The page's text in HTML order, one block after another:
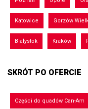
Katowice Gorzów
Białystok Kraków
SKRÓT PO OFERCIE
Części do quadów Can-Am